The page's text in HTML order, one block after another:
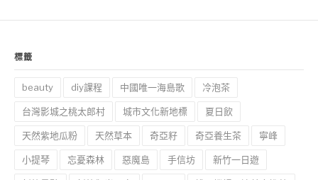
標籤
beauty diy課程 中國唯一海島歌 冷泡茶
台灣影城之桃太郎村 城市文化新地標 夏日飲
天然紫地瓜粉 天然草本 奇亞籽 奇亞養生茶 寧峰
小提琴 忘憂森林 惡魔島 手信坊 新竹一日遊